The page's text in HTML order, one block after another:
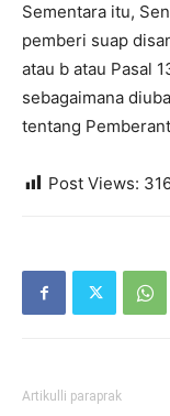
Sementara itu,
pemberi suap
atau b atau Pasal
sebagaimana
tentang
Post Views:
Artikulli paraprak